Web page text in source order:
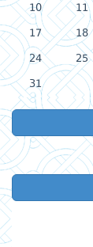
10 11
17 18
24 25
31